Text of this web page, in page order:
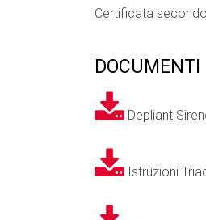
Certificata
Depliant
Istruzioni